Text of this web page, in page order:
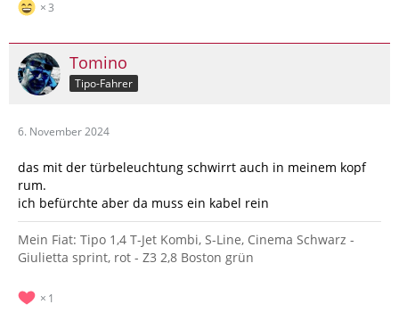
3
Tomino
Tipo-Fahrer
6. November 2024
das mit der türbeleuchtung schwirrt auch in meinem kopf
rum.
ich befürchte aber da muss ein kabel rein
Mein Fiat: Tipo 1,4 T-Jet Kombi, S-Line, Cinema Schwarz -
Giulietta sprint, rot - Z3 2,8 Boston grün
1